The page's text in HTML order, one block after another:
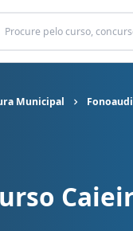
Municipal
Municipal cargo